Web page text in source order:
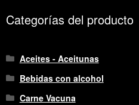
Categorías del producto
Aceites - Aceitunas
Bebidas con alcohol
Carne Vacuna